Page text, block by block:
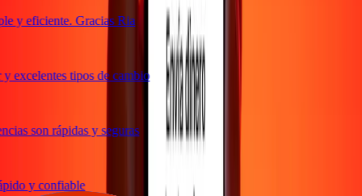
y eficiente. Gracias Ria
tipos de cambio
son rápidas y seguras
y confiable